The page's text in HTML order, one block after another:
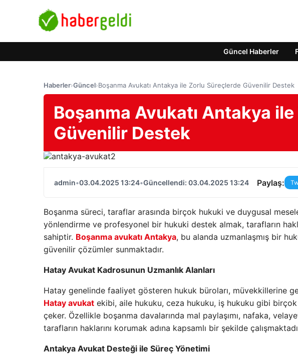
Güncel Haberler
Haberler›Güncel›Boşanma Avukatı Antakya ile Zorlu Süreçlerde Güvenilir Destek
Boşanma Avukatı Antakya
Güvenilir Destek
admin•03.04.2025 13:24•Güncellendi: 03.04.2025 13:24 Paylaş:
Boşanma süreci, taraflar arasında birçok hukuki ve duygusal
yönlendirme ve profesyonel bir hukuki destek almak, tarafların
sahiptir. Boşanma avukatı Antakya, bu alanda uzmanlaşmış bir
güvenilir çözümler sunmaktadır.
Hatay Avukat Kadrosunun Uzmanlık Alanları
Hatay genelinde faaliyet gösteren hukuk büroları, müvekkillerine
Hatay avukat ekibi, aile hukuku, ceza hukuku, iş hukuku gibi
çeker. Özellikle boşanma davalarında mal paylaşımı, nafaka,
tarafların haklarını korumak adına kapsamlı bir şekilde
Antakya Avukat Desteği ile Süreç Yönetimi